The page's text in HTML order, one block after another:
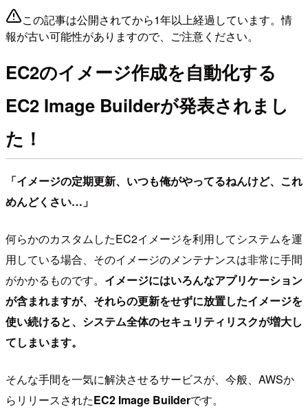
この記事は公開されてから1年以上経過しています。情
報が古い可能性がありますので、ご注意ください。
EC2のイメージ作成を自動化する
EC2 Image Builderが発表されまし
た！
「イメージの定期更新、いつも俺がやってるねんけど、これ
めんどくさい…」
何らかのカスタムしたEC2イメージを利用してシステムを運
用している場合、そのイメージのメンテナンスは非常に手間
がかかるものです。 イメージにはいろんなアプリケーション
が含まれますが、それらの更新をせずに放置したイメージを
使い続けると、システム全体のセキュリティリスクが増大し
てしまいます。
そんな手間を一気に解決させるサービスが、今般、AWSか
らリリースされたEC2 Image Builderです。